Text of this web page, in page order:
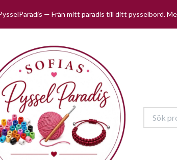
— Från mitt paradis till ditt pysselbord.